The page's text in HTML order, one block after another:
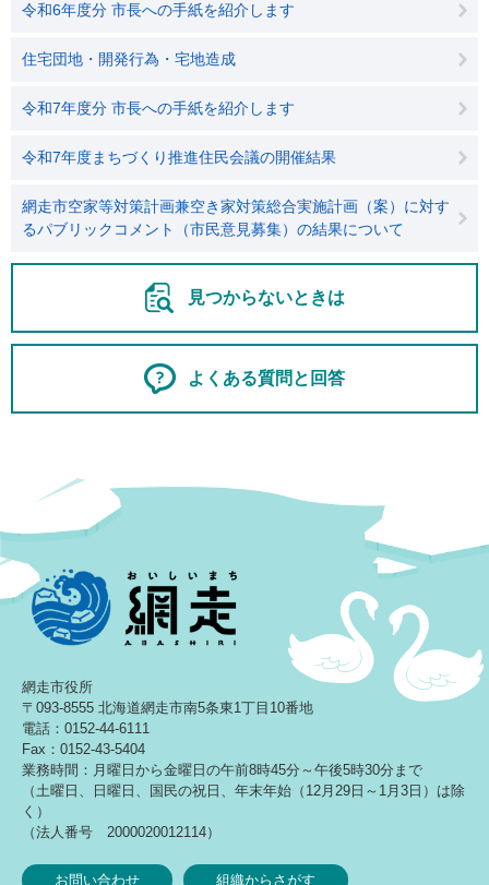
令和6年度分 市長への手紙を紹介します
住宅団地・開発行為・宅地造成
令和7年度分 市長への手紙を紹介します
令和7年度まちづくり推進住民会議の開催結果
網走市空家等対策計画兼空き家対策総合実施計画（案）に対す
るパブリックコメント（市民意見募集）の結果について
見つからないときは
よくある質問と回答
網走市役所
〒093-8555 北海道網走市南5条東1丁目10番地
電話：0152-44-6111
Fax：0152-43-5404
業務時間：月曜日から金曜日の午前8時45分～午後5時30分まで
（土曜日、日曜日、国民の祝日、年末年始（12月29日～1月3日）は除
く）
（法人番号 2000020012114）
お問い合わせ 組織からさがす